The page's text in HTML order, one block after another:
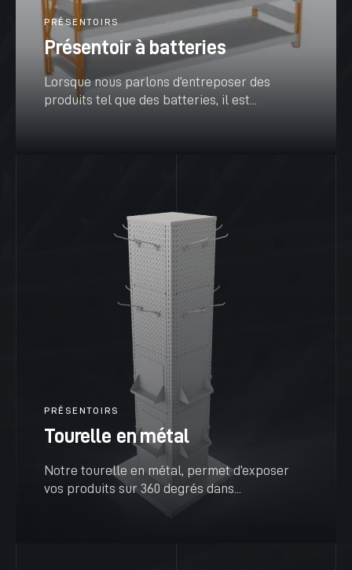
PRÉSENTOIRS
Présentoir à batteries
Lorsque nous parlons d’entreposer des
produits tel que des batteries, il est...
PRÉSENTOIRS
Tourelle en métal
Notre tourelle en métal, permet d’exposer
vos produits sur 360 degrés dans...